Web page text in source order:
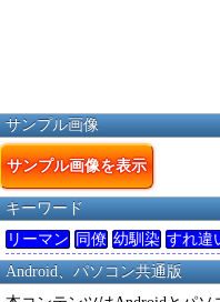
サンプル画像
サンプル画像を表示
キーワード
リーマン
同僚 幼馴染 すれ違
Android、パソコン共通版